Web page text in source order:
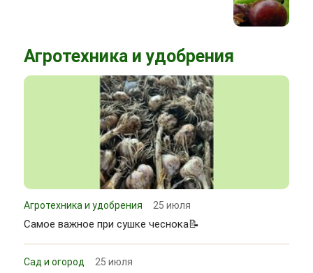
Агротехника и удобрения
Агротехника и удобрения 25 июля
Самое важное при сушке чеснока📝
Сад и огород 25 июля